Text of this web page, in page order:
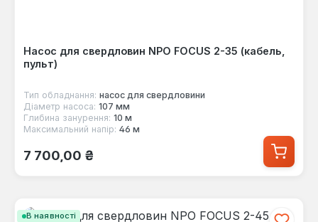
Насос для свердловин NPO FOCUS 2-35 (кабель,
пульт)
Тип обладнання: насос для свердловини
Діаметр насоса: 107 мм
Глибина занурення: 10 м
Максимальний напір: 46 м
Звичайна ціна:
7 700,00 ₴
В наявності